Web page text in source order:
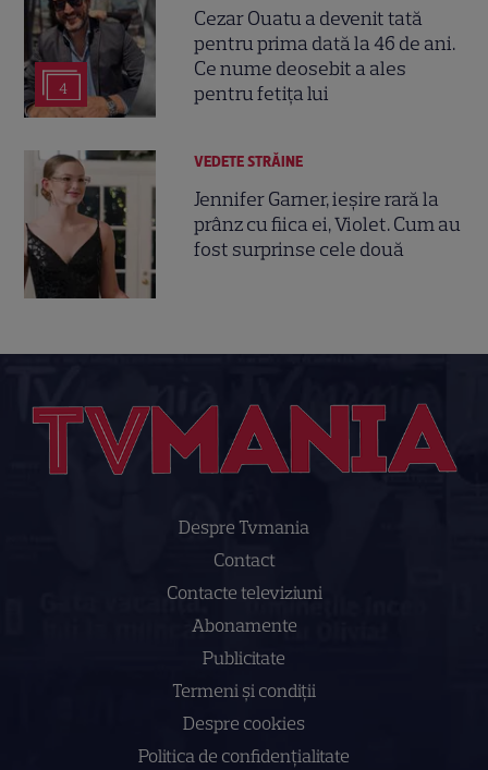
4
Cezar Ouatu a devenit tată
pentru prima dată la 46 de ani.
Ce nume deosebit a ales
pentru fetița lui
VEDETE STRĂINE
Jennifer Garner, ieșire rară la
prânz cu fiica ei, Violet. Cum au
fost surprinse cele două
Despre Tvmania
Contact
Contacte televiziuni
Abonamente
Publicitate
Termeni și condiții
Despre cookies
Politica de confidenţialitate